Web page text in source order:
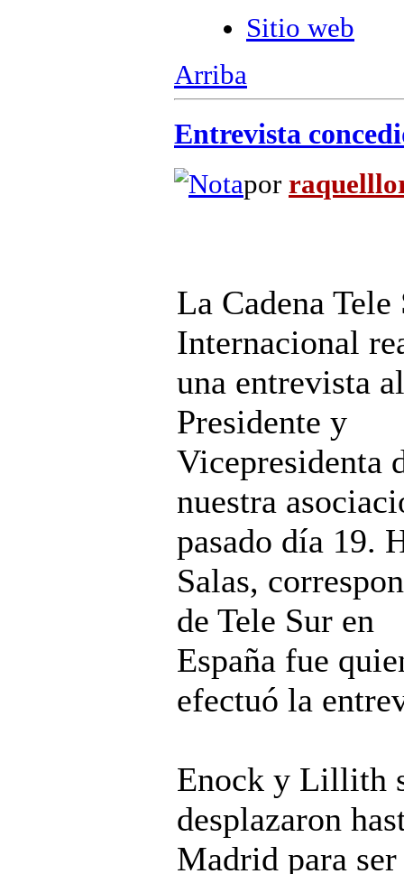
Sitio web
Arriba
Entrevista
por
La Cadena Tele
Internacional
una entrevista al
Presidente y
Vicepresidenta
nuestra
pasado día 19.
Salas,
de Tele Sur en
España fue
efectuó la
Enock y Lillith
desplazaron
Madrid para ser